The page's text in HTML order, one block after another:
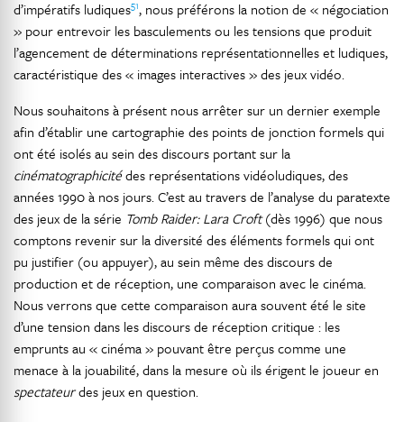
d’impératifs ludiques51, nous préférons la notion de « négociation
» pour entrevoir les basculements ou les tensions que produit
l’agencement de déterminations représentationnelles et ludiques,
caractéristique des « images interactives » des jeux vidéo.
Nous souhaitons à présent nous arrêter sur un dernier exemple
afin d’établir une cartographie des points de jonction formels qui
ont été isolés au sein des discours portant sur la
cinématographicitédes représentations vidéoludiques, des
années 1990 à nos jours. C’est au travers de l’analyse du paratexte
des jeux de la série Tomb Raider: Lara Croft(dès 1996) que nous
comptons revenir sur la diversité des éléments formels qui ont
pu justifier (ou appuyer), au sein même des discours de
production et de réception, une comparaison avec le cinéma.
Nous verrons que cette comparaison aura souvent été le site
d’une tension dans les discours de réception critique : les
emprunts au « cinéma » pouvant être perçus comme une
menace à la jouabilité, dans la mesure où ils érigent le joueur en
spectateurdes jeux en question.